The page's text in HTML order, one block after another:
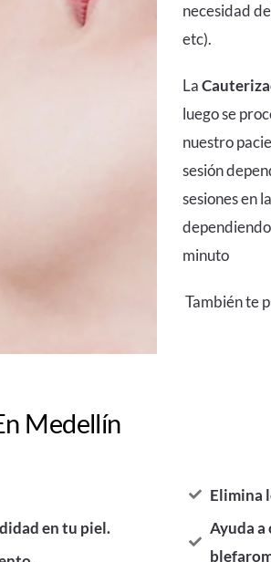
necesidad
etc).
La
luego se
nuestro
sesión
sesiones en
minuto
También te
Medellín
en tu piel.
Elimina
Ayuda a